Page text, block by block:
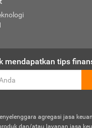
mendapatkan tips
agregasi jasa
dan/atau layanan jasa